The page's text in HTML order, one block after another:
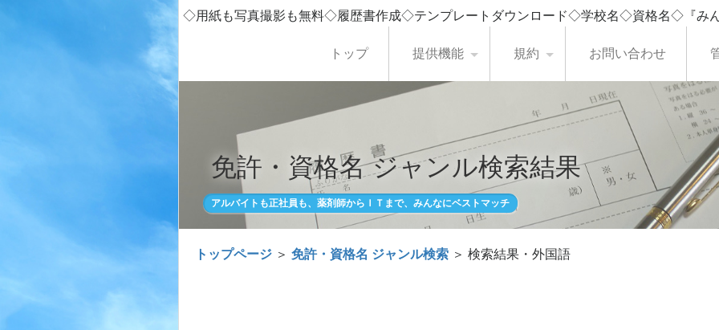
◇用紙も写真撮影も無料◇履歴書作成◇テンプレートダウンロード◇学校名◇資格名◇『み
トップ 提供機能 規約 お問い合わせ
免許・資格名 ジャンル検索結果
アルバイトも正社員も、薬剤師からＩＴまで、みんなにベストマッチ
トップページ ＞ 免許・資格名 ジャンル検索 ＞ 検索結果・外国語